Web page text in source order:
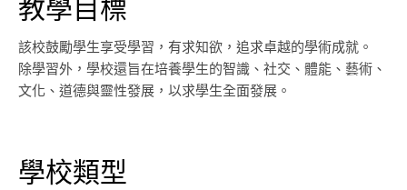
該校鼓勵學生享受學習，有求知欲，追求卓越的學術成就。
除學習外，學校還旨在培養學生的智識、社交、體能、藝術、
文化、道德與靈性發展，以求學生全面發展。
學校類型